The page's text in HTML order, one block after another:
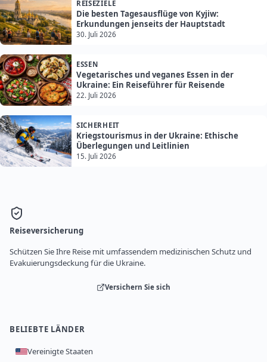
REISEZIELE
Die besten Tagesausflüge von Kyjiw:
Erkundungen jenseits der Hauptstadt
30. Juli 2026
ESSEN
Vegetarisches und veganes Essen in der
Ukraine: Ein Reiseführer für Reisende
22. Juli 2026
SICHERHEIT
Kriegstourismus in der Ukraine: Ethische
Überlegungen und Leitlinien
15. Juli 2026
Reiseversicherung
Schützen Sie Ihre Reise mit umfassendem medizinischen Schutz und
Evakuierungsdeckung für die Ukraine.
Versichern Sie sich
BELIEBTE LÄNDER
Vereinigte Staaten